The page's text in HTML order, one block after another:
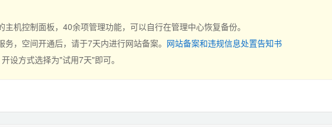
主机控制面板，40余项管理功能，可以自行在管理中心恢复备份。
务，空间开通后，请于7天内进行网站备案。 网站备案和违规信息处置告知书
设方式选择为"试用7天"即可。